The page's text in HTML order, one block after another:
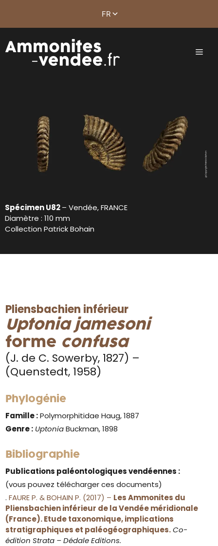
Spécimen U82– Vendée, FRANCE
Diamètre : 110 mm
Collection Patrick Bohain
Pliensbachien inférieur
Uptonia jamesoni
forme confusa
(J. de C. Sowerby, 1827) –
(Quenstedt, 1958)
Phylogénie
Famille :Polymorphitidae Haug, 1887
Genre : UptoniaBuckman, 1898
Bibliographie
Publications paléontologiques vendéennes :
(vous pouvez télécharger ces documents)
.FAURE P. & BOHAIN P. (2017) – Les Ammonites du
Pliensbachien inférieur de la Vendée méridionale
(France). Etude taxonomique, implications
stratigraphiques et paléogéographiques. Co-
édition Strata – Dédale Editions.